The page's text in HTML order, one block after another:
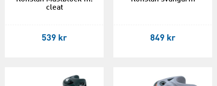
cleat
539 kr 849 kr